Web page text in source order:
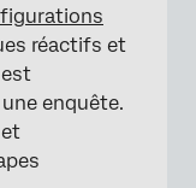
réactifs et
enquête.